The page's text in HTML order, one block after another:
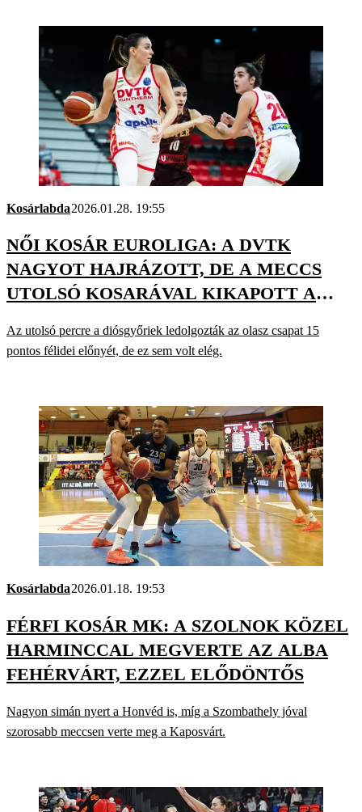
Kosárlabda2026.01.28. 19:55
NŐI KOSÁR EUROLIGA: A DVTK
NAGYOT HAJRÁZOTT, DE A MECCS
UTOLSÓ KOSARÁVAL KIKAPOTT A
Az utolsó percre a diósgyőriek ledolgozták az olasz csapat 15
pontos félidei előnyét, de ez sem volt elég.
Kosárlabda2026.01.18. 19:53
FÉRFI KOSÁR MK: A SZOLNOK KÖZEL
HARMINCCAL MEGVERTE AZ ALBA
FEHÉRVÁRT, EZZEL ELŐDÖNTŐS
Nagyon simán nyert a Honvéd is, míg a Szombathely jóval
szorosabb meccsen verte meg a Kaposvárt.